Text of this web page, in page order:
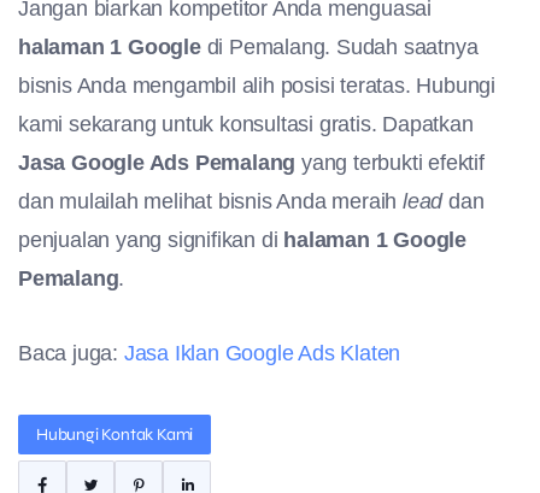
Jangan biarkan kompetitor Anda menguasai
halaman 1 Googledi Pemalang. Sudah saatnya
bisnis Anda mengambil alih posisi teratas. Hubungi
kami sekarang untuk konsultasi gratis. Dapatkan
Jasa Google Ads Pemalang yang terbukti efektif
dan mulailah melihat bisnis Anda meraih leaddan
penjualan yang signifikan di halaman 1 Google
Pemalang.
Baca juga: Jasa Iklan Google Ads Klaten
Hubungi Kontak Kami